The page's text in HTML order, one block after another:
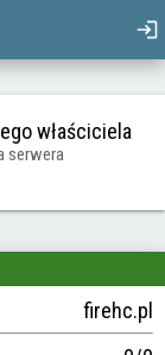
właściciela
serwera
firehc.pl